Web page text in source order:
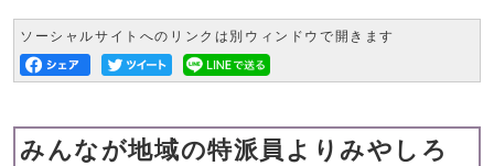
ソーシャルサイトへのリンクは別ウィンドウで開きます
みんなが地域の特派員よりみやしろ